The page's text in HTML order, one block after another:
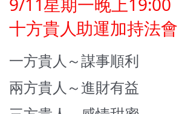
十方貴人助運加持法會
一方貴人～謀事順利
兩方貴人～進財有益